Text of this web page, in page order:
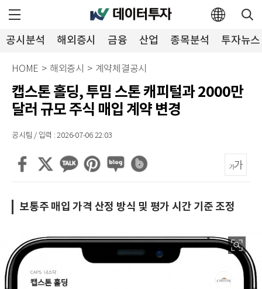
공시분석 해외증시 금융 산업 종목분석 투자뉴스
HOME > 해외증시 > 계약체결공시
캡스톤 홀딩, 투밈 스톤 캐피털과 2000만
달러 규모 주식 매입 계약 변경
공시팀 / 입력 : 2026-07-06 22:03
보통주 매입 가격 산정 방식 및 평가 시간 기준 조정